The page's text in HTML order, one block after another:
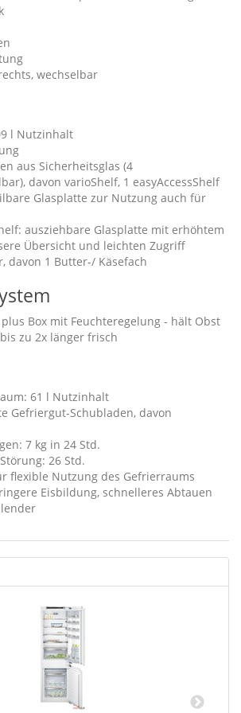
wechselbar
l Nutzinhalt
aus Sicherheitsglas (4
davon varioShelf, 1 easyAccessShelf
Glasplatte zur Nutzung auch für
ausziehbare Glasplatte mit erhöhtem
Übersicht und leichten Zugriff
davon 1 Butter-/ Käsefach
Box mit Feuchteregelung - hält Obst
zu 2x länger frisch
61 l Nutzinhalt
Gefriergut-Schubladen, davon
7 kg in 24 Std.
26 Std.
flexible Nutzung des Gefrierraums
Eisbildung, schnelleres Abtauen